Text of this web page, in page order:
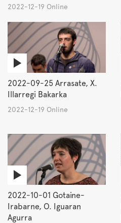
2022-12-19 Online
2022-09-25 Arrasate, X.
Illarregi Bakarka
2022-12-19 Online
2022-10-01 Gotaine-
Irabarne, O. Iguaran
Agurra